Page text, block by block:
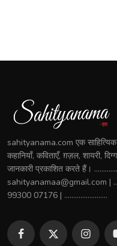
sahityanama.com एक साहित्यिक
कहानियाँ, कविताएँ, ग़ज़ल, शायरी,
जानकारी प्रकाशित करते हैं।
sahityanamaa@gmail.com |
99300 07176 | ........................